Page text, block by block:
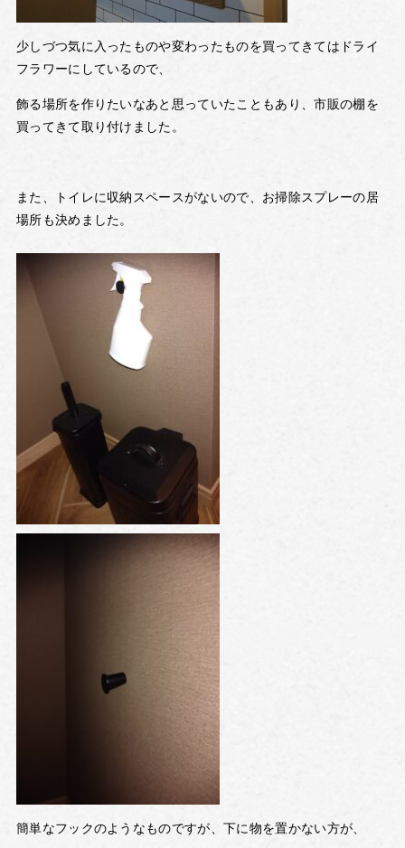
少しづつ気に入ったものや変わったものを買ってきてはドライ
フラワーにしているので、
飾る場所を作りたいなあと思っていたこともあり、市販の棚を
買ってきて取り付けました。
また、トイレに収納スペースがないので、お掃除スプレーの居
場所も決めました。
簡単なフックのようなものですが、下に物を置かない方が、